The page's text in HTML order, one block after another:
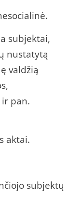
subjektai,
nustatytą
valdžią
pan.
aktai.
subjektų